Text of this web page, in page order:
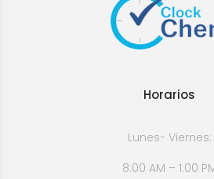
Horarios
Lunes- Viernes:
8:00 AM – 1:00